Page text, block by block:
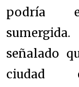
podría
señalado
ciudad